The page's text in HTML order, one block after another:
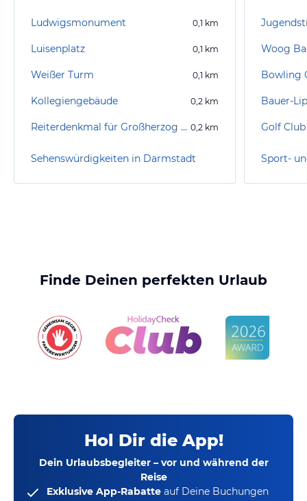
Ludwigsmonument 0,1 km
Luisenplatz 0,1 km
Weißer Turm 0,1 km
Kollegiengebäude 0,2 km
Reiterdenkmal für Großherzog Ludwig IV 0,2 km
Sehenswürdigkeiten in Darmstadt
Woog
Bowling
Bauer-
Golf
Finde Deinen perfekten Urlaub
Hol Dir die App!
Dein Urlaubsbegleiter – vor und während der
Reise
Exklusive App-Rabatte auf Deine Buchungen